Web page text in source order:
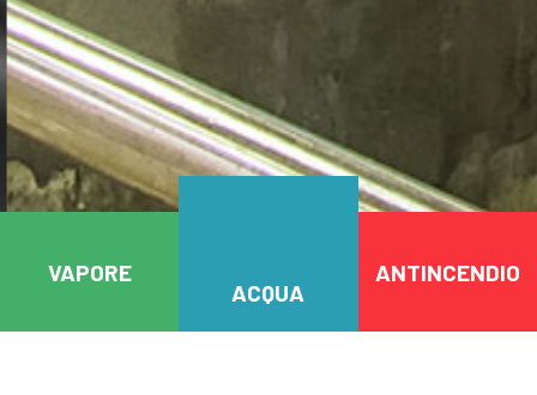
VAPORE
ACQUA
ANTINCENDIO